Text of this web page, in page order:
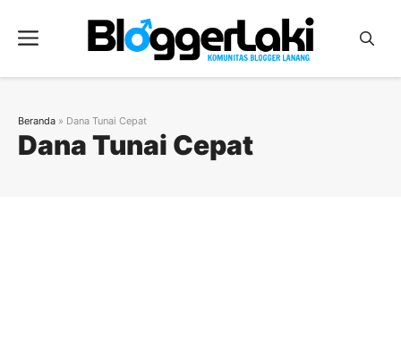
Menu
Dana Tunai Cepat
Beranda » Dana Tunai Cepat